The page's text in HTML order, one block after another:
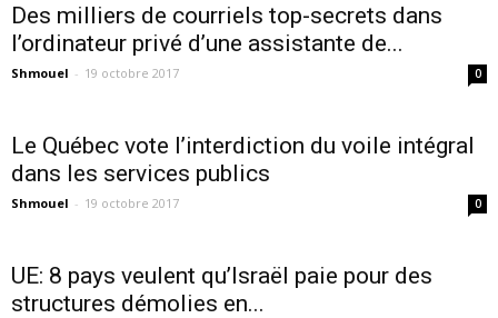
Des milliers de courriels top-secrets dans
l’ordinateur privé d’une assistante de...
Shmouel - 19 octobre 2017 0
Le Québec vote l’interdiction du voile intégral
dans les services publics
Shmouel - 19 octobre 2017 0
UE: 8 pays veulent qu’Israël paie pour des
structures démolies en...